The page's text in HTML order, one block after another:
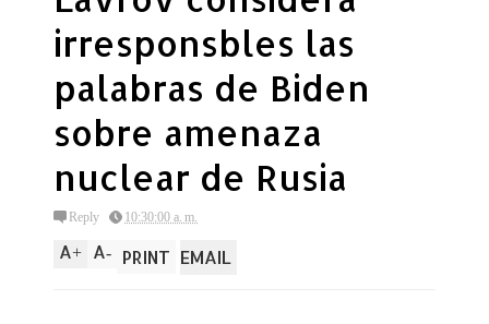
irresponsbles las
palabras de Biden
sobre amenaza
nuclear de Rusia
Reply 10:30:00 a. m.
A+ A- PRINT EMAIL